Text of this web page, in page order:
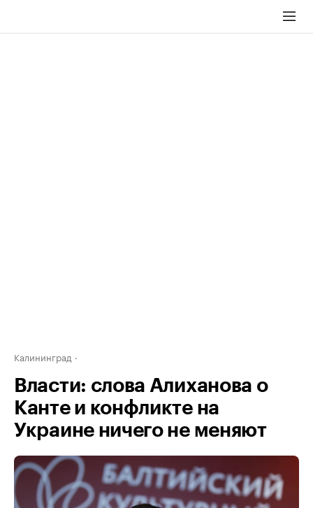
Калининград
Власти: слова Алиханова о
Канте и конфликте на
Украине ничего не меняют